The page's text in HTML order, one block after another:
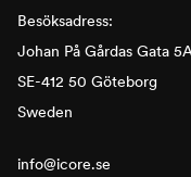
Besöksadress:
Johan På Gårdas Gata
SE-412 50 Göteborg
Sweden
info@icore.se